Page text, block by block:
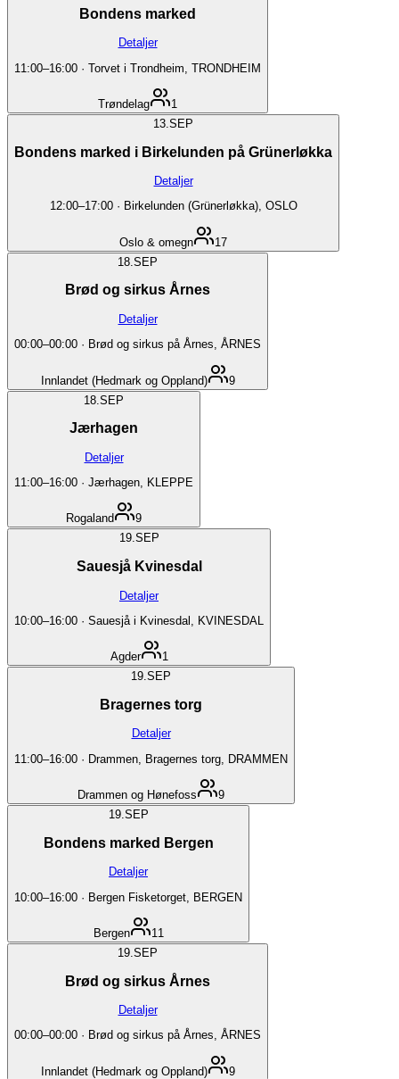
Bondens marked
Detaljer
11:00–16:00 · Torvet i Trondheim, TRONDHEIM
Trøndelag
1
13. SEP
Bondens marked i Birkelunden på Grünerløkka
Detaljer
12:00–17:00· Birkelunden (Grünerløkka), OSLO
Oslo & omegn
17
18. SEP
Brød og sirkus Årnes
Detaljer
00:00–00:00 · Brød og sirkus på Årnes, ÅRNES
Innlandet (Hedmark og Oppland)
9
18. SEP
Jærhagen
Detaljer
11:00–16:00 · Jærhagen, KLEPPE
Rogaland
9
19.SEP
Sauesjå Kvinesdal
Detaljer
10:00–16:00 · Sauesjå i Kvinesdal, KVINESDAL
Agder
1
19.SEP
Bragernes torg
Detaljer
11:00–16:00 · Drammen, Bragernes torg, DRAMMEN
Drammen og Hønefoss
9
19.SEP
Bondens marked Bergen
Detaljer
10:00–16:00 · Bergen Fisketorget, BERGEN
Bergen
11
19. SEP
Brød og sirkus Årnes
Detaljer
00:00–00:00 · Brød og sirkus på Årnes, ÅRNES
Innlandet (Hedmark og Oppland)
9